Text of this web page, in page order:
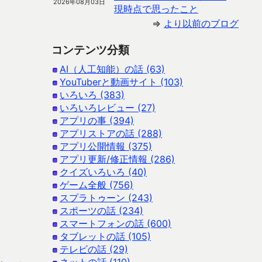
2026年08月03日
現時点で思ったこと
⇒ より以前のブログ
コンテンツ分類
AI（人工知能）の話 (63)
YouTuberと動画サイト (103)
いろいろ (383)
いろいろレビュー (27)
アプリの事 (394)
アプリストアの話 (288)
アプリ公開情報 (375)
アプリ更新/修正情報 (286)
クイズいろいろ (40)
ゲーム全般 (756)
スプラトゥーン (243)
スポーツの話 (234)
スマートフォンの話 (600)
タブレットの話 (105)
テレビの話 (29)